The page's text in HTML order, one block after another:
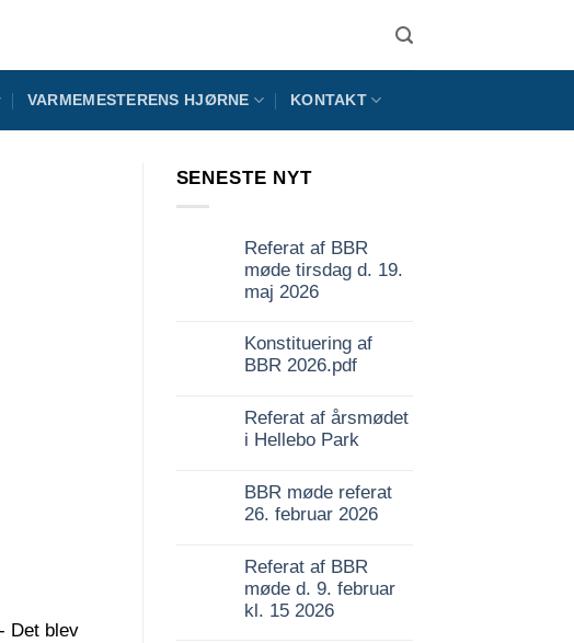
VARMEMESTERENS HJØRNE KONTAKT
Det blev
SENESTE NYT
Referat af BBR
møde tirsdag d. 19.
maj 2026
Konstituering af
BBR 2026.pdf
Referat af årsmødet
i Hellebo Park
BBR møde referat
26. februar 2026
Referat af BBR
møde d. 9. februar
kl. 15 2026